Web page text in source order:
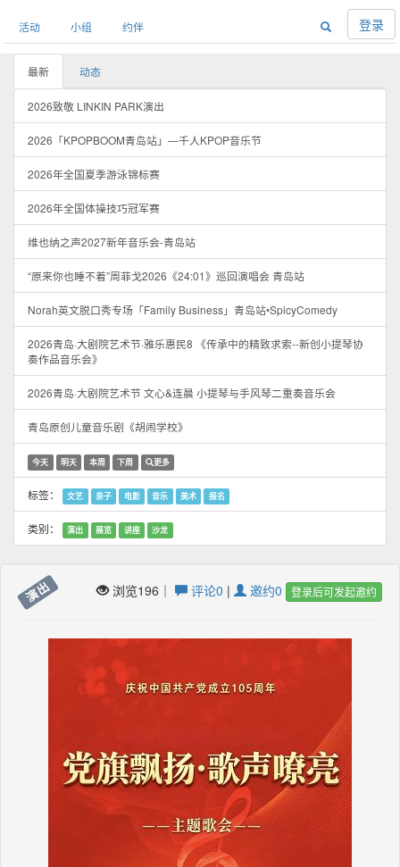
活动 小组 约伴 登录
最新 动态
2026致敬 LINKIN PARK演出
2026「KPOPBOOM青岛站」—千人KPOP音乐节
2026年全国夏季游泳锦标赛
2026年全国体操技巧冠军赛
维也纳之声2027新年音乐会-青岛站
“原来你也睡不着”周菲戈2026《24:01》巡回演唱会 青岛站
Norah英文脱口秀专场「Family Business」青岛站•SpicyComedy
2026青岛·大剧院艺术节·雅乐惠民8 《传承中的精致求索--新创小提琴协
奏作品音乐会》
2026青岛·大剧院艺术节 文心&连晨 小提琴与手风琴二重奏音乐会
青岛原创儿童音乐剧《胡闹学校》
今天 明天 本周 下周 更多
标签： 文艺 亲子 电影 音乐 美术 报名
类别： 演出 展览 讲座 沙龙
演出 浏览196｜ 评论0 | 邀约0 登录后可发起邀约